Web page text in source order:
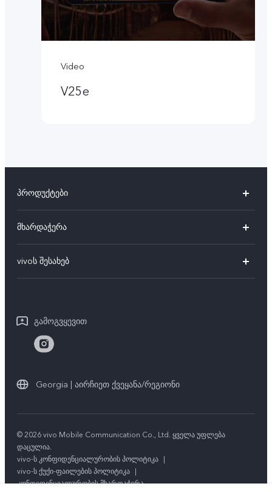
Video
V25e
პროდუქტები
V27e
V25 Pro
V25
ყველა მოდელი
მხარდაჭერა
სერვის ცენტრები
შეკეთების პროგრესის მოთხოვნა
vivoს გარანტიის ინსტრუქცია
vivoს შესახებ
იურიდიული ინფორმაცია
სტაბილურობა
გამოგვყევით
Georgia | აირჩიეთ ქვეყანა/რეგიონი
© 2026 vivo Mobile Communication Co., Ltd. ყველა უფლება
დაცულია.
vivo-ს კონფიდენციალურობის პოლიტიკა |
vivo-ს ქუქი-ფაილების პოლიტიკა |
კონფიდენციალურობის მხარდაჭერა